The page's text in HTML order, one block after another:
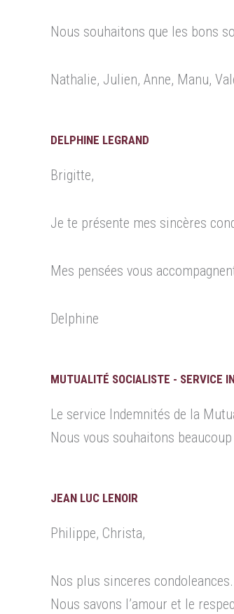
Nous souhaitons que les bons
Nathalie, Julien, Anne, Manu,
DELPHINE LEGRAND
Brigitte,
Je te présente mes sincères
Mes pensées vous
Delphine
MUTUALITÉ SOCIALISTE - SERVICE
Le service Indemnités de la
Nous vous souhaitons
JEAN LUC LENOIR
Philippe, Christa,
Nos plus sinceres condoleances.
Nous savons l’amour et le